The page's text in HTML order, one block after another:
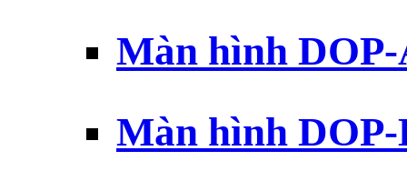
Màn hình DOP-
Màn hình DOP-